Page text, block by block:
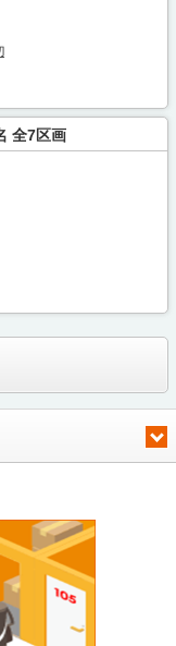
全7区画